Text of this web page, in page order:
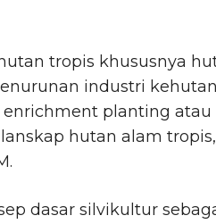
tropis khususnya
industri
planting atau
hutan alam
dasar silvikultur